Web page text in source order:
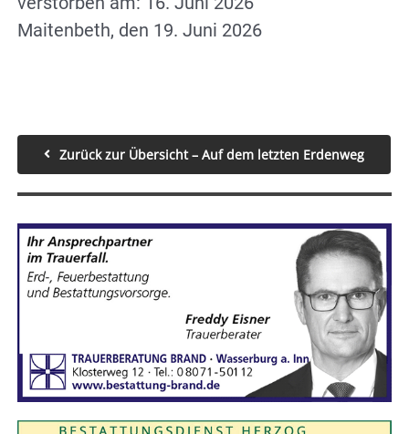
Maitenbeth, den 19. Juni 2026
Zurück zur Übersicht – Auf dem letzten Erdenweg